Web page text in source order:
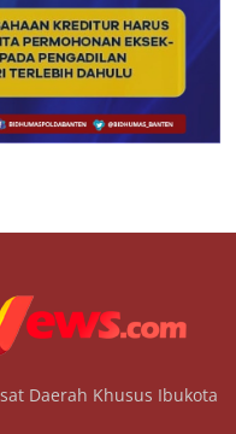
Daerah Khusus Ibukota